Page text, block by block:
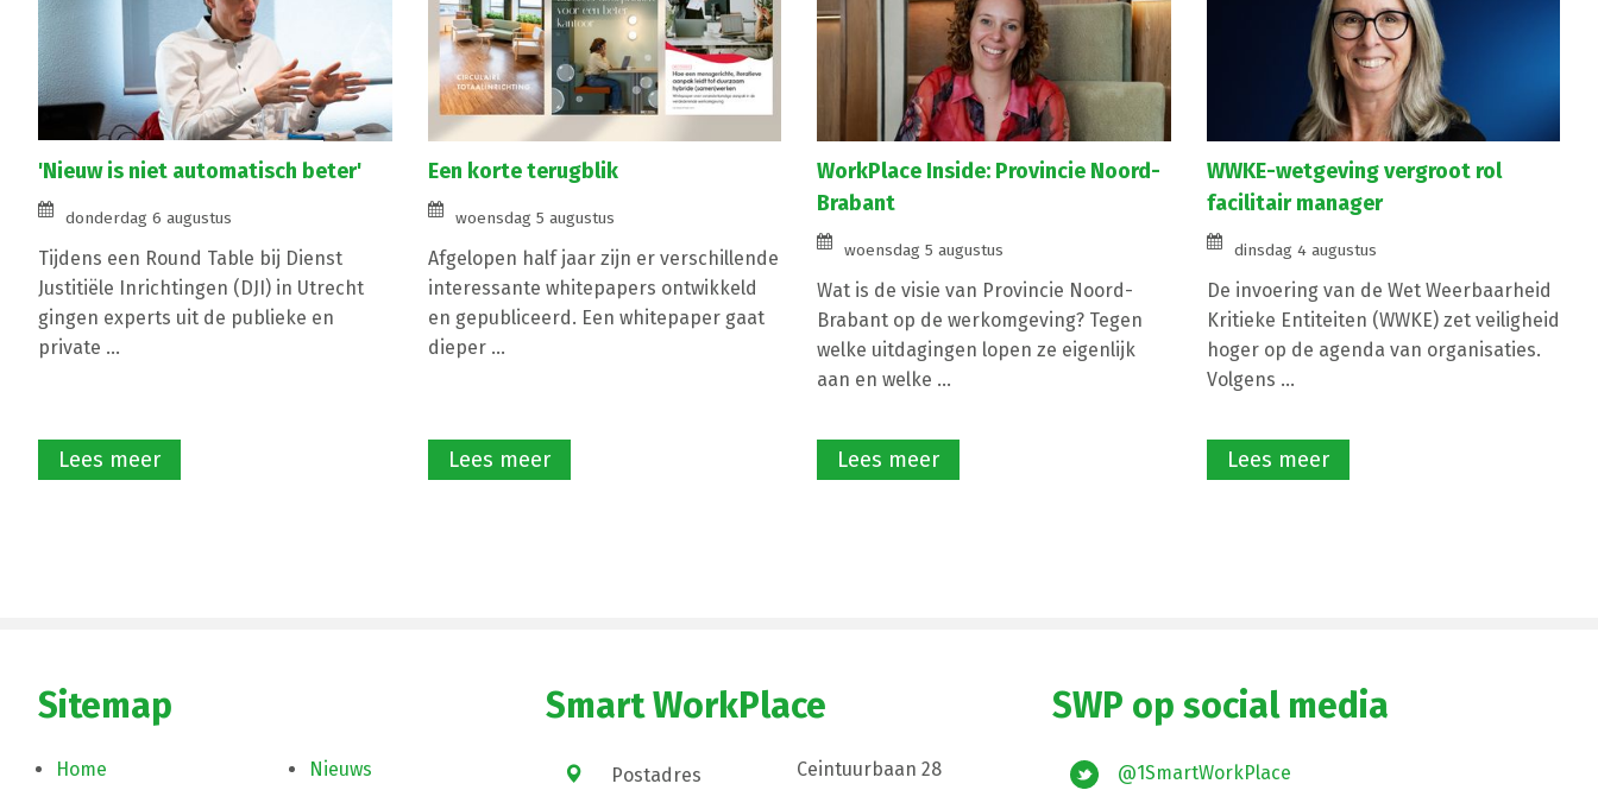
'Nieuw is niet automatisch beter'
donderdag 6 augustus
Tijdens een Round Table bij Dienst
Justitiële Inrichtingen (DJI) in Utrecht
gingen experts uit de publieke en
private ...
Lees meer
Een korte terugblik
woensdag 5 augustus
Afgelopen half jaar zijn er verschillende
interessante whitepapers ontwikkeld
en gepubliceerd. Een whitepaper gaat
dieper ...
Lees meer
WorkPlace Inside: Provincie Noord-
Brabant
woensdag 5 augustus
Wat is de visie van Provincie Noord-
Brabant op de werkomgeving? Tegen
welke uitdagingen lopen ze eigenlijk
aan en welke ...
Lees meer
WWKE-wetgeving vergroot rol
facilitair manager
dinsdag 4 augustus
De invoering van de Wet Weerbaarheid
Kritieke Entiteiten (WWKE) zet veiligheid
hoger op de agenda van organisaties.
Volgens ...
Lees meer
Sitemap
Home
Nieuws
Smart WorkPlace
Postadres Ceintuurbaan 28
SWP op social media
@1SmartWorkPlace